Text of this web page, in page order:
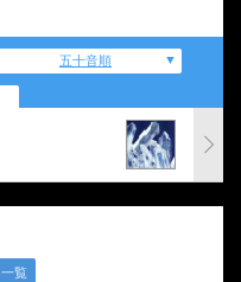
五十音順
一覧